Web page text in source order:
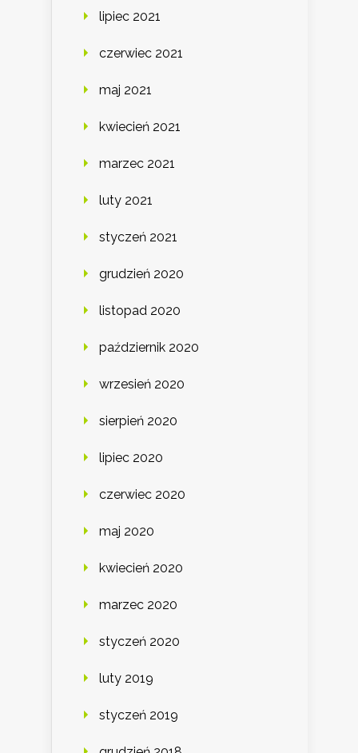
lipiec 2021
czerwiec 2021
maj 2021
kwiecień 2021
marzec 2021
luty 2021
styczeń 2021
grudzień 2020
listopad 2020
październik 2020
wrzesień 2020
sierpień 2020
lipiec 2020
czerwiec 2020
maj 2020
kwiecień 2020
marzec 2020
styczeń 2020
luty 2019
styczeń 2019